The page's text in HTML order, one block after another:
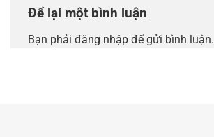
Để lại một bình luận
Bạn phải đăng nhập để gửi bình luận.